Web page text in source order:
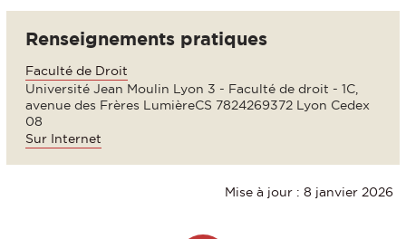
Renseignements pratiques
Faculté de Droit
Université Jean Moulin Lyon 3 - Faculté de droit - 1C,
avenue des Frères LumièreCS 7824269372 Lyon Cedex
08
Sur Internet
Mise à jour : 8 janvier 2026